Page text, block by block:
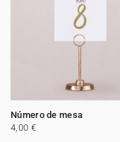
Número de mesa
4,00 €